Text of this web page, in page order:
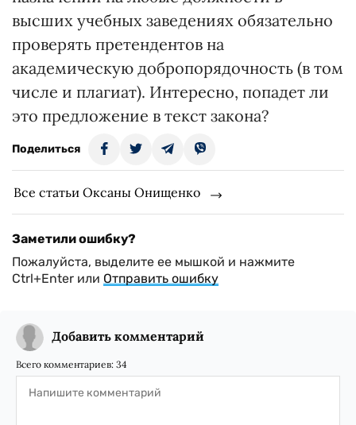
высших учебных заведениях обязательно
проверять претендентов на
академическую добропорядочность (в том
числе и плагиат). Интересно, попадет ли
это предложение в текст закона?
Поделиться
Все статьи Оксаны Онищенко
Заметили ошибку?
Пожалуйста, выделите ее мышкой и нажмите
Ctrl+Enter или Отправить ошибку
Добавить комментарий
Всего комментариев: 34